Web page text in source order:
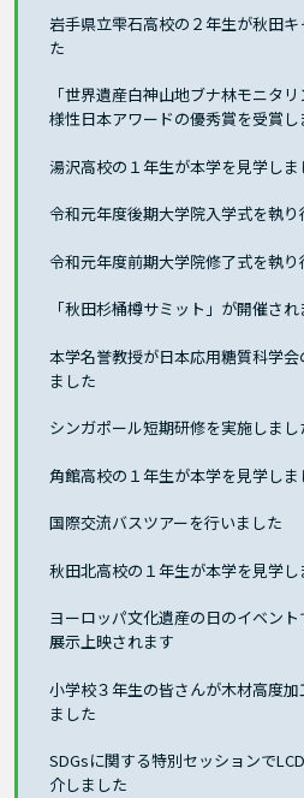
岩手県立雫石高校の２年生が秋田
た
「世界遺産白神山地ブナ林モニタ
様性日本アワードの優秀賞を受賞し
湯沢高校の１年生が本学を見学しま
令和元年度後期大学院入学式を執り
令和元年度前期大学院修了式を執り
「秋田杉桶樽サミット」が開催され
本学名誉教授が日本応用糖質科学
ました
シンガポール短期研修を実施しまし
角館高校の１年生が本学を見学しま
国際交流バスツアーを行いました
秋田北高校の１年生が本学を見学し
ヨーロッパ文化遺産の日のイベン
展示上映されます
小学校３年生の皆さんが木材高度
ました
SDGsに関する特別セッションで
介しました